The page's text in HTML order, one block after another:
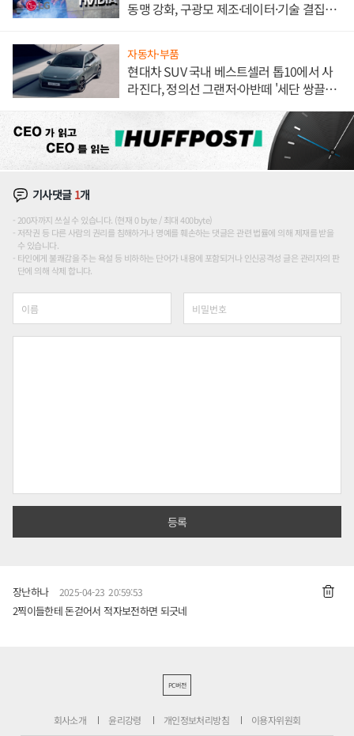
동맹 강화, 구광모 제조·데이터·기술 결집
자동차·부품
현대차 SUV 국내 베스트셀러 톱10에서 사
라진다, 정의선 그랜저·아반떼 '세단 쌍끌
기사댓글 1개
200자까지 쓰실 수 있습니다. (현재 0 byte / 최대 400byte)
저작권 등 다른 사람의 권리를 침해하거나 명예를 훼손하는 댓글은 관련 법률에 의해 제재를 받을
수 있습니다.
타인에게 불쾌감을 주는 욕설 등 비하하는 단어가 내용에 포함되거나 인신공격성 글은 관리자의 판
단에 의해 삭제 합니다.
장난하나 2025-04-23 20:59:53
2찍이들한테 돈걷어서 적자보전하면 되긋네
PC버전
회사소개 윤리강령 개인정보처리방침 이용자위원회